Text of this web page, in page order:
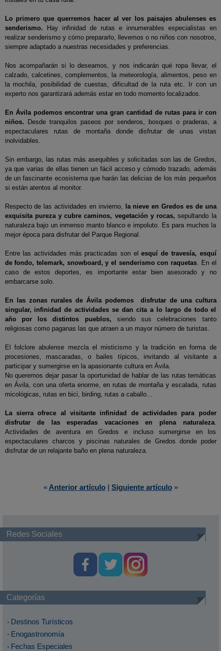
Lo primero que querremos hacer al ver los paisajes abulenses es
senderismo.
Hay infinidad de rutas e innumerables especialistas en
realizar senderismo y cómo prepararlo, llevemos o no niños con nosotros,
siempre adaptado a nuestras necesidades y preferencias.
Nos acompañarán si lo deseamos, y nos indicarán qué ropa llevar, el
calzado, calcetines, complementos, la meteorología, alimentos, peso en
la mochila, posibilidad de cuestas, dificultad de la ruta etc. Ir con un
experto nos garantizará además estar en todo momento localizados.
En Ávila podemos encontrar una gran cantidad de rutas para ir con
niños.
Desde tranquilos paseos por senderos, bosques o praderas, a
espectaculares rutas de montaña donde disfrutar de unas vistas
inolvidables.
Sin embargo, las rutas más asequibles y solicitadas son las de Gredos,
ya que varias de ellas tienen un fácil acceso y cómodo trazado, además
de un fascinante ecosistema que harán las delicias de los más pequeños
si están atentos al monitor.
Respecto de las actividades en invierno, la nieve en Gredos es de una
exquisita pureza y cubre caminos, vegetación y rocas, sepultando la
naturaleza bajo un inmenso manto blanco e impoluto. Es para muchos la
mejor época para disfrutar del Parque Regional.
Entre las actividades más practicadas son elesquí de travesía, esquí
de fondo, telemark, snowboard, y el senderismo con raquetas. En el
caso de estos deportes, es importante estar bien asesorado y no
embarcarse solo.
En las zonas rurales de Ávila podemos disfrutar de una cultura
singular, infinidad de actividades se dan cita a lo largo de todo el
año por los distintos pueblos, siendo sus celebraciones tanto
religiosas como paganas las que atraen a un mayor número de turistas.
El folclore abulense mezcla el misticismo y la tradición en forma de
procesiones, mascaradas, o bailes típicos, invitando al visitante a
participar y sumergirse en la apasionante cultura en Ávila.
No queremos dejar pasar la oportunidad de hablar de las rutas temáticas
en Ávila, con una oferta enorme, en rutas de montaña y escalada, rutas
micológicas, rutas en bici, birding, rutas a caballo...
La sierra ofrece al visitante infinidad de actividades para poder
disfrutar de las esperadas vacaciones en plena naturaleza.
Actividades de aventura en Gredos e incluso sumergirse en los
espectaculares charcos y piscinas naturales de Gredos donde poder
disfrutar de un relajante baño en plena naturaleza.
« Anterior artículo| Siguiente artículo»
Redes Sociales
Categorías
· Destinos Turísticos
· Enogastronomía
· Fechas Especiales